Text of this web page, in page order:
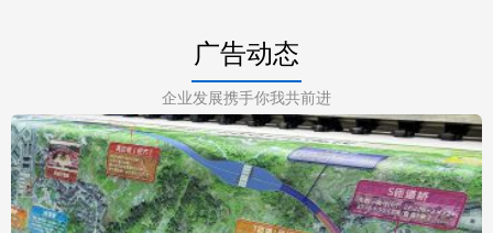
广告动态
企业发展携手你我共前进